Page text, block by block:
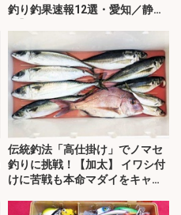
釣り釣果速報12選・愛知／静
伝統釣法「高仕掛け」でノマセ
釣りに挑戦！【加太】 イワシ付
けに苦戦も本命マダイをキャッ